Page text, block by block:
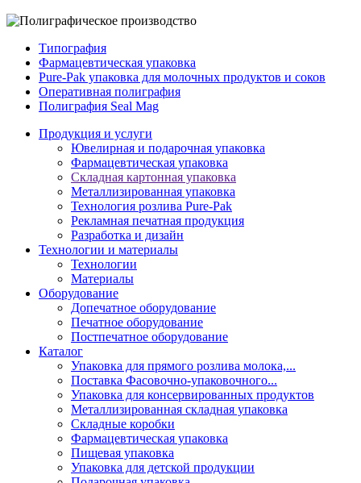
Типография
Фармацевтическая упаковка
Pure-Pak упаковка для молочных продуктов и соков
Оперативная полиграфия
Полиграфия Seal Mag
Продукция и услуги
Ювелирная и подарочная упаковка
Фармацевтическая упаковка
Складная картонная упаковка
Металлизированная упаковка
Технология розлива Pure-Pak
Рекламная печатная продукция
Разработка и дизайн
Технологии и материалы
Технологии
Материалы
Оборудование
Допечатное оборудование
Печатное оборудование
Постпечатное оборудование
Каталог
Упаковка для прямого розлива молока,...
Поставка Фасовочно-упаковочного...
Упаковка для консервированных продуктов
Металлизированная складная упаковка
Складные коробки
Фармацевтическая упаковка
Пищевая упаковка
Упаковка для детской продукции